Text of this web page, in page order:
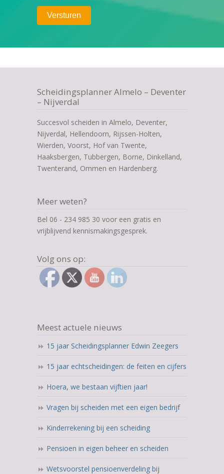
Scheidingsplanner Almelo – Deventer
– Nijverdal
Succesvol scheiden in Almelo, Deventer,
Nijverdal, Hellendoorn, Rijssen-Holten,
Wierden, Voorst, Hof van Twente,
Haaksbergen, Tubbergen, Borne, Dinkelland,
Twenterand, Ommen en Hardenberg.
Meer weten?
Bel 06 - 234 985 30 voor een gratis en
vrijblijvend kennismakingsgesprek.
Volg ons op:
Meest actuele nieuws
15 jaar Scheidingsplanner Edwin Zeegers
15 jaar echtscheidingen: de feiten en cijfers
Hoera, we bestaan vijftien jaar!
Vragen bij scheiden met een eigen bedrijf
Kinderrekening bij een scheiding
Pensioen in eigen beheer en scheiden
Wetsvoorstel pensioenverdeling bij